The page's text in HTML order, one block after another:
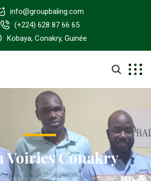
info@groupbaling.com
(+224) 628 87 66 65
Kobaya, Conakry, Guinée
Voiries Conakry